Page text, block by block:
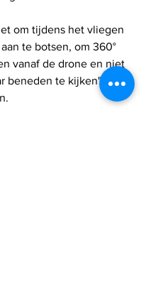
om tijdens het vliegen
te botsen, om 360°
vanaf de drone en niet
beneden te kijken",